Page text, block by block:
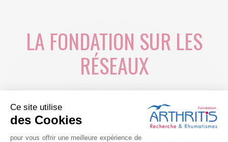
Ce site utilise
des Cookies
pour vous offrir une meilleure expérience de
LA FONDATION SUR LES
RÉSEAUX